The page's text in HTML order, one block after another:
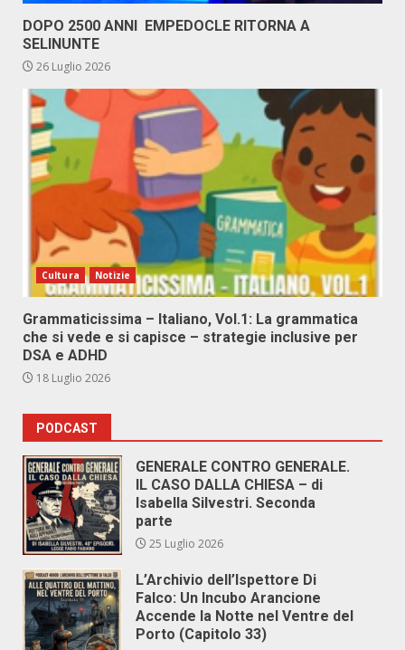
DOPO 2500 ANNI EMPEDOCLE RITORNA A
SELINUNTE
26 Luglio 2026
Cultura Notizie
Grammaticissima – Italiano, Vol.1: La grammatica
che si vede e si capisce – strategie inclusive per
DSA e ADHD
18 Luglio 2026
PODCAST
GENERALE CONTRO GENERALE.
IL CASO DALLA CHIESA – di
Isabella Silvestri. Seconda
parte
25 Luglio 2026
L’Archivio dell’Ispettore Di
Falco: Un Incubo Arancione
Accende la Notte nel Ventre del
Porto (Capitolo 33)